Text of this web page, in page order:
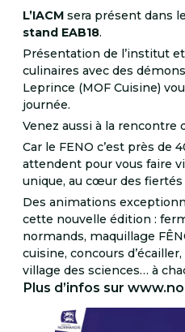
L’IACM sera présent dans
stand EAB18.
Présentation de l’institut
culinaires avec des
Leprince (MOF Cuisine)
journée.
Venez aussi à la rencontre
Car le FENO c’est près de
attendent pour vous faire
unique, au cœur des
Des animations
cette nouvelle édition :
normands, maquillage
cuisine, concours
village des sciences… à
Plus d’infos sur